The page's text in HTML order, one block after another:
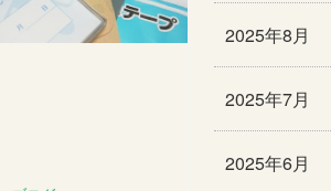
2025年8月
2025年7月
2025年6月